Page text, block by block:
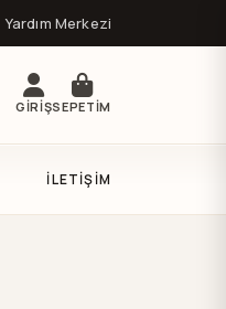
Yardım Merkezi
GİRİŞSEPETİM
İLETIŞIM